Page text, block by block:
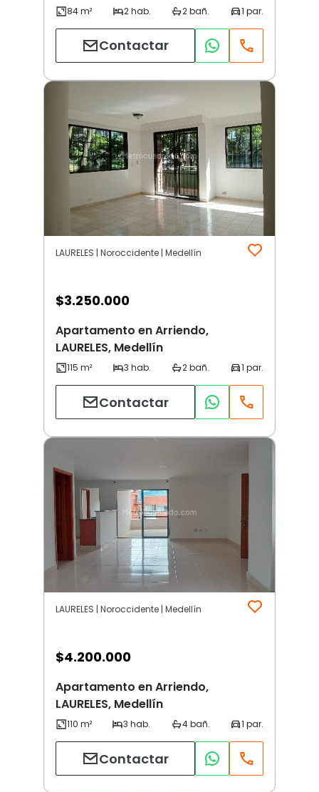
Contactar
LAURELES | Noroccidente | Medellín
$3.250.000
Apartamento en Arriendo,
LAURELES, Medellín
Contactar
LAURELES | Noroccidente | Medellín
$4.200.000
Apartamento en Arriendo,
LAURELES, Medellín
Contactar